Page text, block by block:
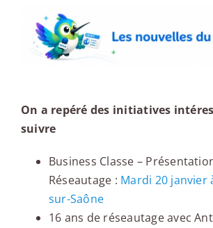
On a repéré des initiatives
suivre
Business Classe –
Réseautage : Mardi 20 janvier
sur-Saône
16 ans de réseautage avec